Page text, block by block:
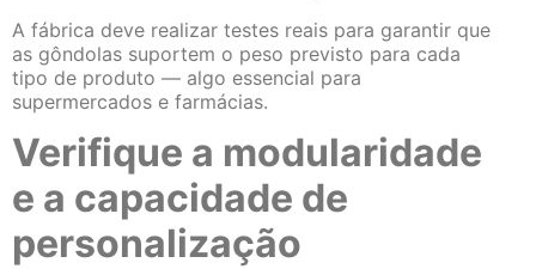
A fábrica deve realizar testes reais para garantir que
as gôndolas suportem o peso previsto para cada
tipo de produto — algo essencial para
supermercados e farmácias.
Verifique a modularidade
e a capacidade de
personalização